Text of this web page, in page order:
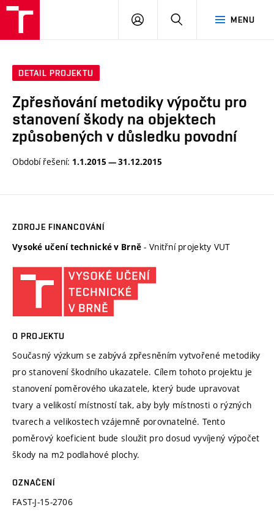
MENU
PŘIHLÁSIT
DETAIL PROJEKTU
Zpřesňování metodiky výpočtu pro
stanovení škody na objektech
způsobených v důsledku povodní
Období řešení: 1.1.2015 — 31.12.2015
ZDROJE FINANCOVÁNÍ
Vysoké učení technické v Brně - Vnitřní projekty VUT
O PROJEKTU
Současný výzkum se zabývá zpřesněním vytvořené metodiky
pro stanovení škodního ukazatele. Cílem tohoto projektu je
stanovení poměrového ukazatele, který bude upravovat
tvary a velikostí místností tak, aby byly místnosti o rýzných
tvarech a velikostech vzájemně porovnatelné. Tento
poměrový koeficient bude sloužit pro dosud vyvíjený výpočet
škody na m2 podlahové plochy.
OZNAČENÍ
FAST-J-15-2706